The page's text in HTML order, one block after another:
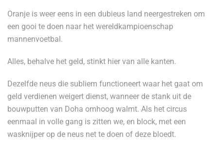
Oranje is weer eens in een dubieus land neergestreken om
een gooi te doen naar het wereldkampioenschap
mannenvoetbal.
Alles, behalve het geld, stinkt hier van alle kanten.
Dezelfde neus die subliem functioneert waar het gaat om
geld verdienen weigert dienst, wanneer de stank uit de
bouwputten van Doha omhoog walmt. Als het circus
eenmaal in volle gang is zitten we, en block, met een
wasknijper op de neus net te doen of deze bloedt.